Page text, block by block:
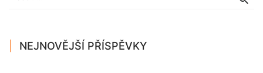
NEJNOVĚJŠÍ PŘÍSPĚVKY